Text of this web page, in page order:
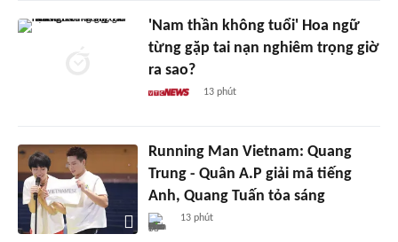
'Nam thần không tuổi' Hoa ngữ
từng gặp tai nạn nghiêm trọng giờ
ra sao?
13 phút
Running Man Vietnam: Quang
Trung - Quân A.P giải mã tiếng
Anh, Quang Tuấn tỏa sáng
13 phút